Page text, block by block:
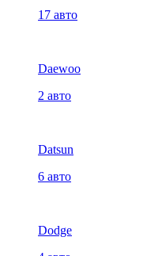
17 авто
Daewoo
2 авто
Datsun
6 авто
Dodge